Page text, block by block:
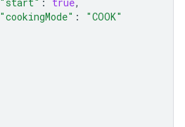
"cookingMode" :
"COOK"